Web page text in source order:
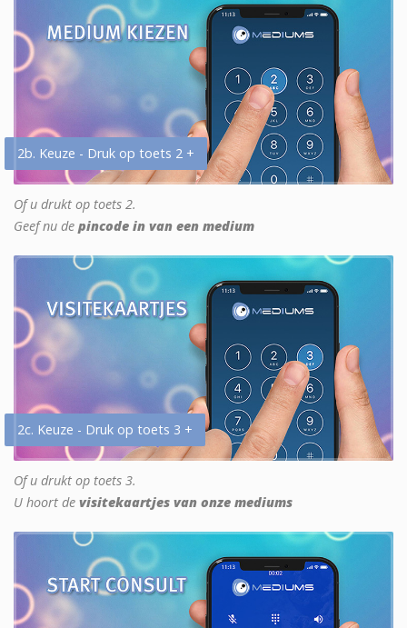
2b. Keuze - Druk op toets 2 +
Of u drukt op toets 2.
Geef nu de pincode in van een medium
2c. Keuze - Druk op toets 3 +
Of u drukt op toets 3.
U hoort de visitekaartjes van onze mediums